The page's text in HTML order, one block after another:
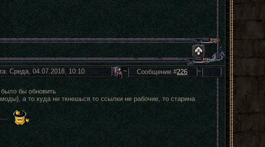
Среда, 04.07.2018, 10:10 Сообщение #226
бы обновить
а то куда ни ткнешься то ссылки не рабочие, то старина